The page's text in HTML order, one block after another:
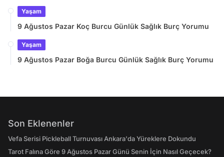
Yaşam
9 Ağustos Pazar Koç Burcu Günlük Sağlık Burç Yorumu
Yaşam
9 Ağustos Pazar Boğa Burcu Günlük Sağlık Burç Yorumu
Son Eklenenler
Vefa Serisi Pickleball Turnuvası Ankara'da Yüreklere Dokundu
Tarot Falına Göre 9 Ağustos Pazar Günü Senin İçin Nasıl Geçecek?